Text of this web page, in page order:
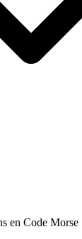
en Code Morse